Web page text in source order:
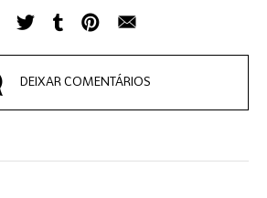
DEIXAR COMENTÁRIOS